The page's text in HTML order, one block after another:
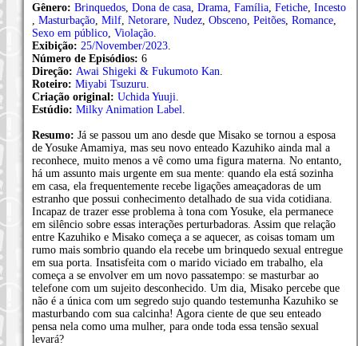
Gênero: Brinquedos Dona de casa Drama Família Fetiche Incesto
Masturbação Milf Netorare Nudez Obsceno Peitões Romance
Sexo em público Violação
Exibição: 25/November/2023
Número de Episódios: 6
Direção: Awai Shigeki & Fukumoto Kan
Roteiro: Miyabi Tsuzuru
Criação original: Uchida Yuuji
Estúdio: Milky Animation Label
Resumo: Já se passou um ano desde que Misako se tornou a esposa
de Yosuke Amamiya, mas seu novo enteado Kazuhiko ainda mal a
reconhece, muito menos a vê como uma figura materna. No entanto,
há um assunto mais urgente em sua mente: quando ela está sozinha
em casa, ela frequentemente recebe ligações ameaçadoras de um
estranho que possui conhecimento detalhado de sua vida cotidiana.
Incapaz de trazer esse problema à tona com Yosuke, ela permanece
em silêncio sobre essas interações perturbadoras. Assim que relação
entre Kazuhiko e Misako começa a se aquecer, as coisas tomam um
rumo mais sombrio quando ela recebe um brinquedo sexual entregue
em sua porta. Insatisfeita com o marido viciado em trabalho, ela
começa a se envolver em um novo passatempo: se masturbar ao
telefone com um sujeito desconhecido. Um dia, Misako percebe que
não é a única com um segredo sujo quando testemunha Kazuhiko se
masturbando com sua calcinha! Agora ciente de que seu enteado
pensa nela como uma mulher, para onde toda essa tensão sexual
levará?